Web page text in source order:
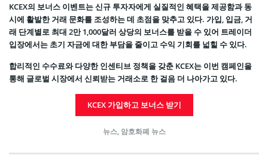
KCEX의 보너스 이벤트는 신규 투자자에게 실질적인 혜택을 제공함과 동
시에 활발한 거래 문화를 조성하는 데 초점을 맞추고 있다. 가입, 입금, 거
래 단계별로 최대 2만 1,000달러 상당의 보너스를 받을 수 있어 트레이더
입장에서는 초기 자금에 대한 부담을 줄이고 수익 기회를 넓힐 수 있다.
합리적인 수수료와 다양한 인센티브 정책을 갖춘 KCEX는 이번 캠페인을
통해 글로벌 시장에서 신뢰받는 거래소로 한 걸음 더 나아가고 있다.
KCEX 가입하고 보너스 받기
뉴스, 암호화폐 뉴스